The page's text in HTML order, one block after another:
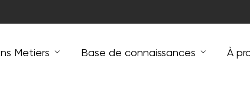
Metiers Base de connaissances À